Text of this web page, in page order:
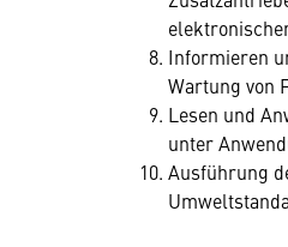
Informieren
Wartung von
Lesen und
unter
Ausführung